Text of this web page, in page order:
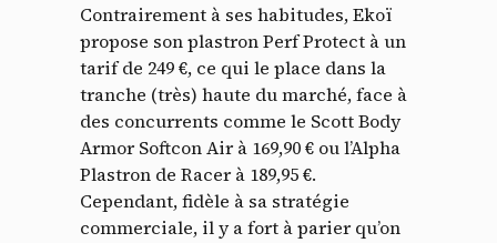
Contrairement à ses habitudes, Ekoï
propose son plastron Perf Protect à un
tarif de 249 €, ce qui le place dans la
tranche (très) haute du marché, face à
des concurrents comme le Scott Body
Armor Softcon Air à 169,90 € ou l’Alpha
Plastron de Racer à 189,95 €.
Cependant, fidèle à sa stratégie
commerciale, il y a fort à parier qu’on